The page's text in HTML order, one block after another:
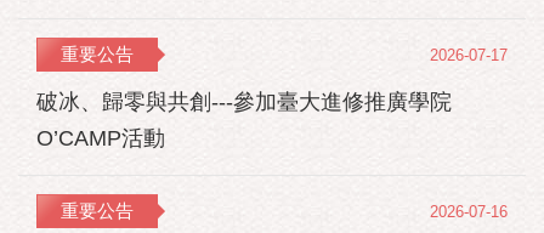
重要公告
破冰、歸零與共創---參加臺大進修推廣學院
O’CAMP活動
2026-07-17
重要公告 2026-07-16